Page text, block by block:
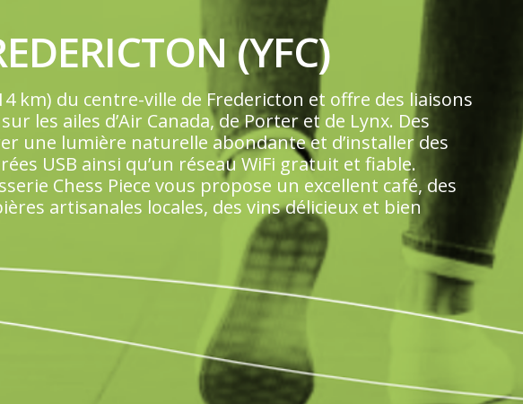
(YFC)
km) du centre-ville de Fredericton et offre des liaisons
les ailes d’Air Canada, de Porter et de Lynx. Des
une lumière naturelle abondante et d’installer des
USB ainsi qu’un réseau WiFi gratuit et fiable.
Chess Piece vous propose un excellent café, des
artisanales locales, des vins délicieux et bien